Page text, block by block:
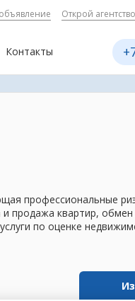
Открой
Контакты
профессиональные
продажа квартир, обмен
по оценке